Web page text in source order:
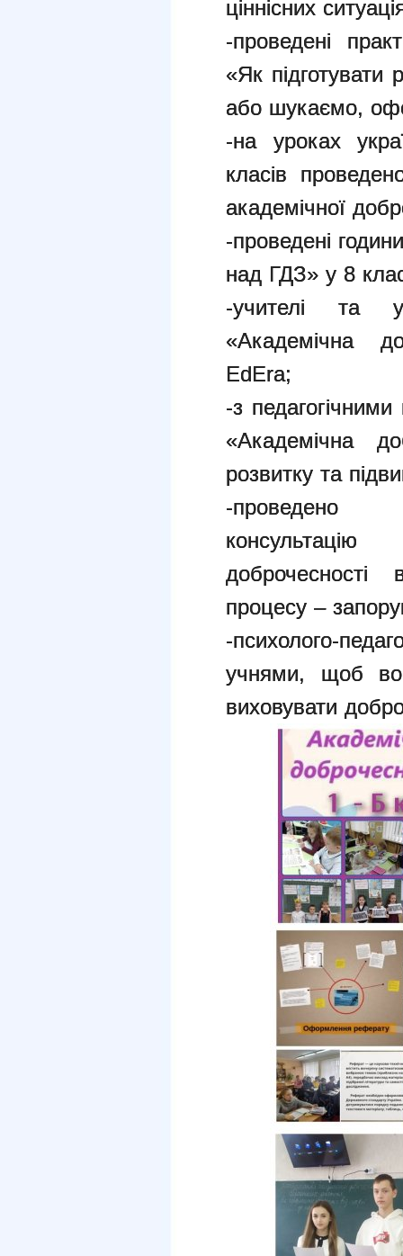
ціннісних
-проведені
«Як підготувати
або шукаємо,
-на уроках
класів
академічної
-проведені
над ГДЗ» у 8
-учителі та
«Академічна
EdEra;
-з
«Академічна
розвитку та
-проведено
доброчесності
процесу –
-психолого-
учнями, щоб
виховувати